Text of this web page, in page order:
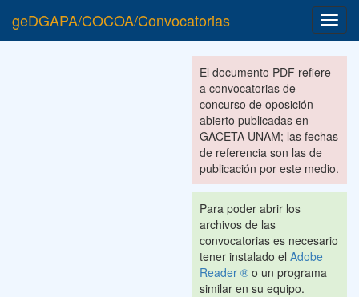
geDGAPA/COCOA/Convocatorias
El documento PDF refiere
a convocatorias de
concurso de oposición
abierto publicadas en
GACETA UNAM; las fechas
de referencia son las de
publicación por este medio.
Para poder abrir los
archivos de las
convocatorias es necesario
tener instalado el Adobe
Reader ® o un programa
similar en su equipo.